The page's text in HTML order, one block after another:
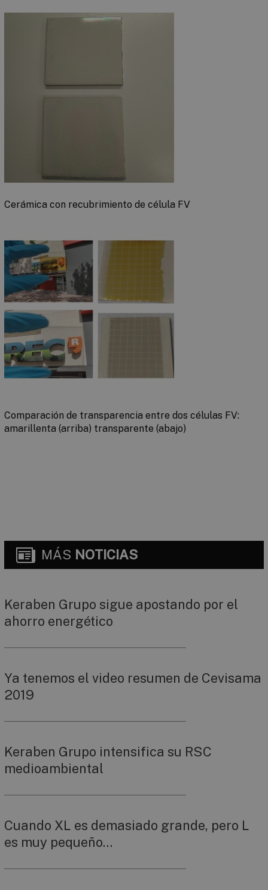
Cerámica con recubrimiento de célula FV
Comparación de transparencia entre dos células FV:
amarillenta (arriba) transparente (abajo)
MÁS NOTICIAS
Keraben Grupo sigue apostando por el
ahorro energético
Ya tenemos el video resumen de Cevisama
2019
Keraben Grupo intensifica su RSC
medioambiental
Cuando XL es demasiado grande, pero L
es muy pequeño…